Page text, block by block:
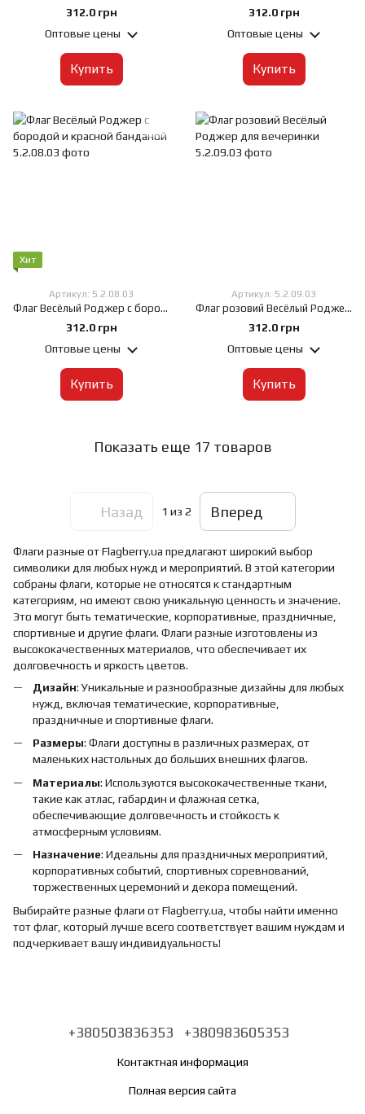
312.0 грн
Оптовые цены
Купить
312.0 грн
Оптовые цены
Купить
Хит
Артикул: 5.2.08.03
Флаг Весёлый Роджер с бородой и красной банданой, 60х90 см, Искусственный шелк 50 г/м², Сублимационная печать, односторонний, Карман под древко слева
312.0 грн
Оптовые цены
Купить
Артикул: 5.2.09.03
Флаг розовий Весёлый Роджер для вечеринки, 60х90 см, Искусственный шелк 50 г/м², Сублимационная печать, односторонний, Карман под древко слева
312.0 грн
Оптовые цены
Купить
Показать еще 17 товаров
Назад 1 из 2 Вперед
Флаги разные от Flagberry.ua предлагают широкий выбор
символики для любых нужд и мероприятий. В этой категории
собраны флаги, которые не относятся к стандартным
категориям, но имеют свою уникальную ценность и значение.
Это могут быть тематические, корпоративные, праздничные,
спортивные и другие флаги. Флаги разные изготовлены из
высококачественных материалов, что обеспечивает их
долговечность и яркость цветов.
Дизайн: Уникальные и разнообразные дизайны для любых
нужд, включая тематические, корпоративные,
праздничные и спортивные флаги.
Размеры: Флаги доступны в различных размерах, от
маленьких настольных до больших внешних флагов.
Материалы: Используются высококачественные ткани,
такие как атлас, габардин и флажная сетка,
обеспечивающие долговечность и стойкость к
атмосферным условиям.
Назначение: Идеальны для праздничных мероприятий,
корпоративных событий, спортивных соревнований,
торжественных церемоний и декора помещений.
Выбирайте разные флаги от Flagberry.ua, чтобы найти именно
тот флаг, который лучше всего соответствует вашим нуждам и
подчеркивает вашу индивидуальность!
+380503836353 +380983605353
Контактная информация
Полная версия сайта